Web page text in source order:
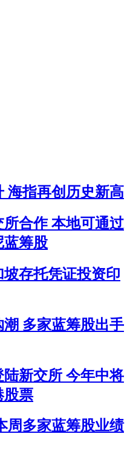
海指再创历史新高
合作 本地可通过
蓝筹股
存托凭证投资印
多家蓝筹股出手
新交所 今年中将
股票
周多家蓝筹股业绩